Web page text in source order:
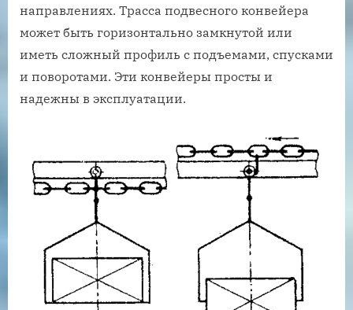
направлениях. Трасса подвесного конвейера
может быть горизонтально замкнутой или
иметь сложный профиль с подъемами, спусками
и поворотами. Эти конвейеры просты и
надежны в эксплуатации.